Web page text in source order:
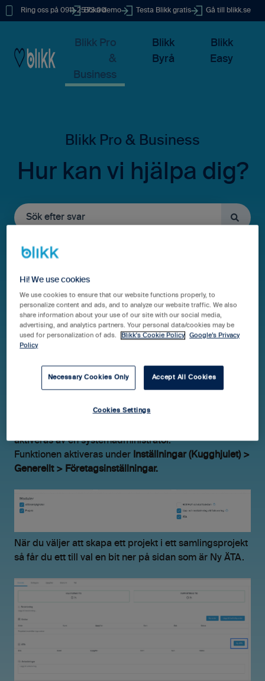
Ring oss på 0911-25 73 00
Boka demo Testa Blikk gratis Gå till blikk.se
Blikk Pro
&
Business
Blikk
Byrå
Blikk
Easy
Hur kan vi hjälpa dig?
Hjälpcenter Blikk Pro & Business Guider
Projekt
Aktivera och skapa ÄTA
Du kan skapa ÄTA projekt inne i ett samlingsprojekt.
aktiveras av en systemadministratör.
Funktionen aktiveras under Inställningar (Kugghjulet) >
Generellt > Företagsinställningar.
När du väljer att skapa ett projekt i ett samlingsprojekt
så får du ett till val en bit ner på sidan som är Ny ÄTA.
Hi! We use cookies
We use cookies to ensure that our website functions properly, to
personalize content and ads, and to analyze our website traffic. We also
share information about your use of our site with our social media,
advertising, and analytics partners. Your personal data/cookies may be
used for personalization of ads.
Blikk's Cookie Policy
Google’s Privacy
Policy
Necessary Cookies Only Accept All Cookies
Cookies Settings